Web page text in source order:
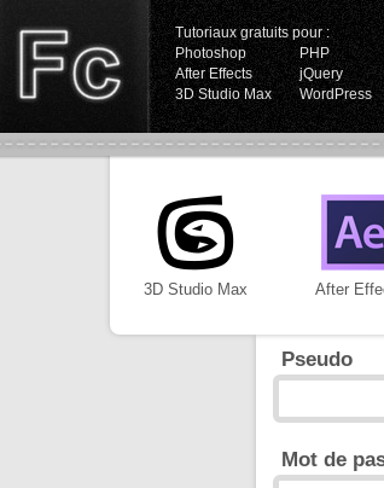
Tutoriaux gratuits pour :
Photoshop
PHP
After Effects
jQuery
3D Studio Max
WordPress
3D Studio Max After
Pseudo
Mot de